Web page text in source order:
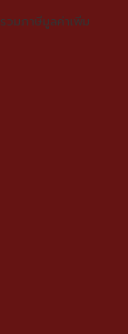
รวมภาษีมูลค่าเพิ่ม